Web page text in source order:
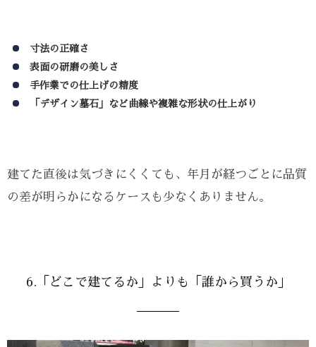
寸法の正確さ
表面の研磨の美しさ
手作業での仕上げの精度
「デザイン墓石」など曲線や複雑な形状の仕上がり
建てた直後は気づきにくくても、年月が経つごとに品質
の差が明らかになるケースも少なくありません。
6.「どこで建てるか」よりも「誰から買うか」